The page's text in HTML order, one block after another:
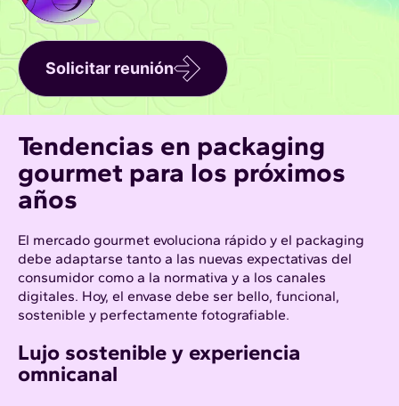
Solicitar reunión
Tendencias en packaging
gourmet para los próximos
años
El mercado gourmet evoluciona rápido y el packaging
debe adaptarse tanto a las nuevas expectativas del
consumidor como a la normativa y a los canales
digitales. Hoy, el envase debe ser bello, funcional,
sostenible y perfectamente fotografiable.​
Lujo sostenible y experiencia
omnicanal